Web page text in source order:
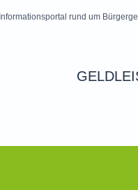
rund um